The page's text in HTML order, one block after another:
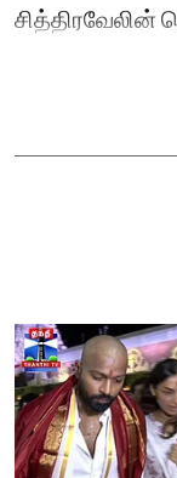
சித்திரவேலின்